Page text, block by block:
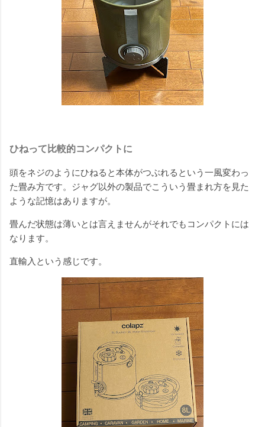
ひねって比較的コンパクトに
頭をネジのようにひねると本体がつぶれるという一風変わっ
た畳み方です。ジャグ以外の製品でこういう畳まれ方を見た
ような記憶はありますが。
畳んだ状態は薄いとは言えませんがそれでもコンパクトには
なります。
直輸入という感じです。